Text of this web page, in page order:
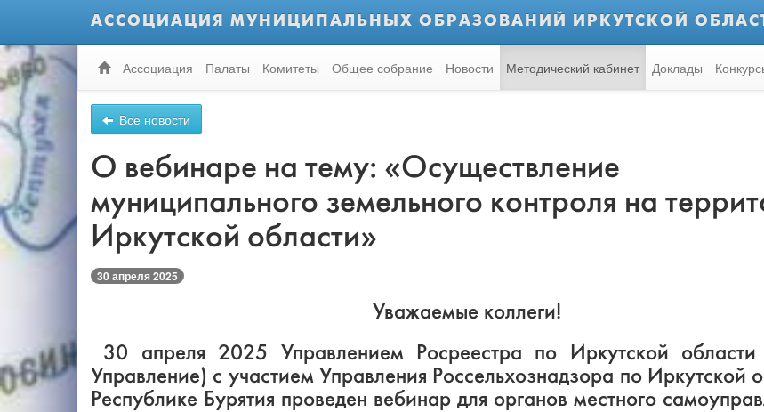
АССОЦИАЦИЯ МУНИЦИПАЛЬНЫХ ОБРАЗОВАНИЙ ИРКУТСКОЙ
Ассоциация Палаты Комитеты Общее собрание Новости Методический кабинет Доклады
Все новости
О вебинаре на тему: «Осуществление
муниципального земельного контроля на
Иркутской области»
30 апреля 2025
Уважаемые коллеги!
30 апреля 2025 Управлением Росреестра по Иркутской области
Управление) с участием Управления Россельхознадзора по Иркутской
Республике Бурятия проведен вебинар для органов местного